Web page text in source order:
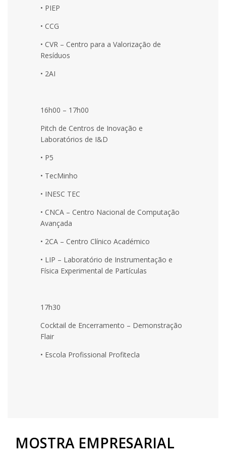
• PIEP
• CCG
• CVR – Centro para a Valorização de
Resíduos
• 2AI
16h00 – 17h00
Pitch de Centros de Inovação e
Laboratórios de I&D
• P5
• TecMinho
• INESC TEC
• CNCA – Centro Nacional de Computação
Avançada
• 2CA – Centro Clínico Académico
• LIP – Laboratório de Instrumentação e
Física Experimental de Partículas
17h30
Cocktail de Encerramento – Demonstração
Flair
• Escola Profissional Profitecla
MOSTRA EMPRESARIAL